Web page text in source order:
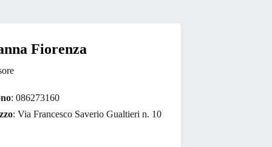
Fiorenza
: 086273160
: Via Francesco Saverio Gualtieri n. 10